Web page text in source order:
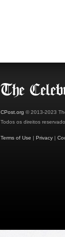
CPost.org © 2013-2023
Todos os direitos
Terms of Use | Privacy |